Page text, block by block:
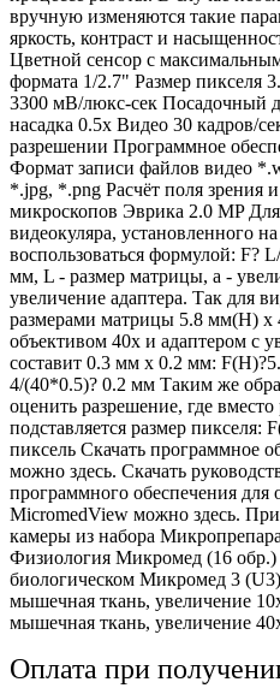
вручную изменяются такие
яркость, контраст и
Цветной сенсор с
формата 1/2.7" Размер пикселя
3300 мВ/люкс-сек Посадочный
насадка 0.5х Видео 30 кадров/
разрешении Программное
Формат записи файлов видео
*.jpg, *.png Расчёт поля зрения
микроскопов Эврика 2.0 MP
видеокуляра, установленного
воспользоваться формулой: F?
мм, L - размер матрицы, а -
увеличение адаптера. Так для
размерами матрицы 5.8 мм(Н) х
объективом 40х и адаптером c
составит 0.3 мм х 0.2 мм:
4/(40*0.5)? 0.2 мм Таким же
оценить разрешение, где вместо
подставляется размер
пиксель Скачать программное
можно здесь. Скачать
программного обеспечения для
MicromedView можно здесь.
камеры из набора
Физиология Микромед (16
биологическом Микромед 3
мышечная ткань, увеличение
мышечная ткань, увеличение
Оплата при